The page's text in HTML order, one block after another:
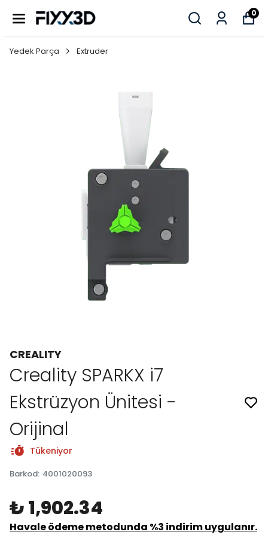
0
Yedek Parça Extruder
CREALITY
Creality SPARKX i7
Ekstrüzyon Ünitesi -
Orijinal
Tükeniyor
Barkod: 4001020093
₺ 1,902.34
Havale ödeme metodunda %3 indirim uygulanır.